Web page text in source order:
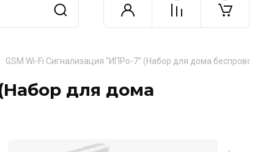
GSM Wi-Fi Сигнализация "ИПРо-7" (Набор для дома
для дома